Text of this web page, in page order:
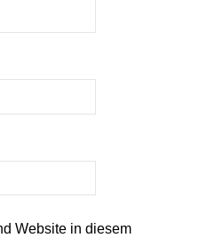
Website in diesem